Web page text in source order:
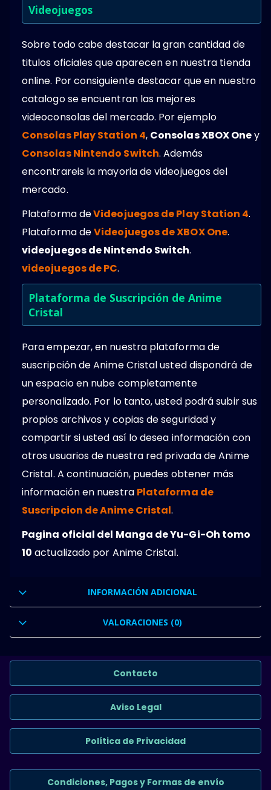
Videojuegos
Sobre todo cabe destacar la gran cantidad de
titulos oficiales que aparecen en nuestra tienda
online. Por consiguiente destacar que en nuestro
catalogo se encuentran las mejores
videoconsolas del mercado. Por ejemplo
Consolas Play Station 4, Consolas XBOX Oney
Consolas Nintendo Switch. Además
encontrareis la mayoria de videojuegos del
mercado.
Plataforma deVideojuegos de Play Station 4.
Plataforma deVideojuegos de XBOX One.
videojuegos de Nintendo Switch.
videojuegos de PC.
Plataforma de Suscripción de Anime
Cristal
Para empezar, en nuestra plataforma de
suscripción de Anime Cristal usted dispondrá de
un espacio en nube completamente
personalizado. Por lo tanto, usted podrá subir sus
propios archivos y copias de seguridad y
compartir si usted así lo desea información con
otros usuarios de nuestra red privada de Anime
Cristal. A continuación, puedes obtener más
información en nuestra Plataforma de
Suscripcion de Anime Cristal.
Pagina oficial del Manga de Yu-Gi-Oh tomo
10 actualizado por Anime Cristal.
INFORMACIÓN ADICIONAL
VALORACIONES (0)
Contacto
Aviso Legal
Política de Privacidad
Condiciones, Pagos y Formas de envío